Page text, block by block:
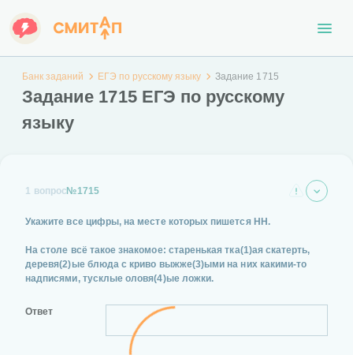
Банк заданий ЕГЭ по русскому языку Задание 1715
Задание 1715 ЕГЭ по русскому
языку
1 вопрос№1715
Укажите все цифры, на месте которых пишется НН.
На столе всё такое знакомое: старенькая тка(1)ая скатерть,
деревя(2)ые блюда с криво выжже(3)ыми на них какими-то
надписями, тусклые оловя(4)ые ложки.
Ответ